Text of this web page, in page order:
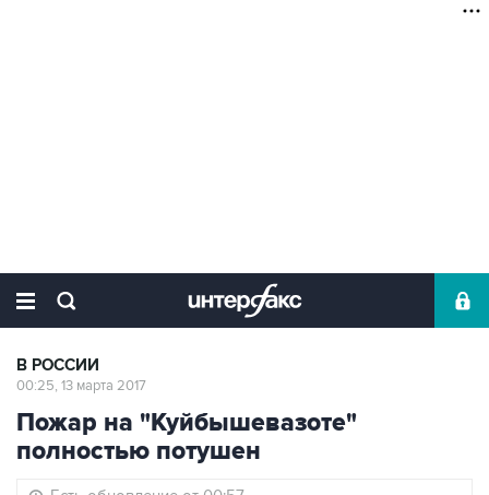
В РОССИИ
00:25, 13 марта 2017
Пожар на "Куйбышевазоте"
полностью потушен